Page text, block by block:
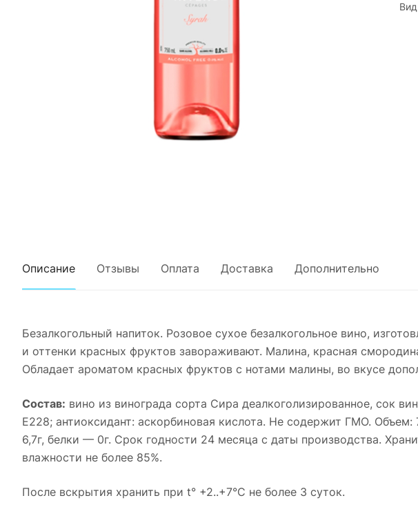
Описание Отзывы Оплата Доставка Дополнительно
Безалкогольный напиток. Розовое сухое безалкогольное вино,
и оттенки красных фруктов завораживают. Малина, красная
Обладает ароматом красных фруктов с нотами малины, во вкусе
Состав: вино из винограда сорта Сира деалкоголизированное, сок
Е228; антиоксидант: аскорбиновая кислота. Не содержит ГМО.
6,7г, белки — 0г. Срок годности 24 месяца с даты производства.
влажности не более 85%.
После вскрытия хранить при t° +2..+7°С не более 3 суток.